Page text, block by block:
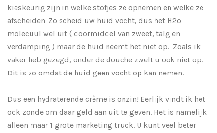
kieskeurig zijn in welke stofjes ze opnemen en welke ze
afscheiden. Zo scheid uw huid vocht, dus het H2o
molecuul wel uit ( doormiddel van zweet, talg en
verdamping ) maar de huid neemt het niet op. Zoals ik
vaker heb gezegd, onder de douche zwelt u ook niet op.
Dit is zo omdat de huid geen vocht op kan nemen.
Dus een hydraterende crème is onzin! Eerlijk vindt ik het
ook zonde om daar geld aan uit te geven. Het is namelijk
alleen maar 1 grote marketing truck. U kunt veel beter